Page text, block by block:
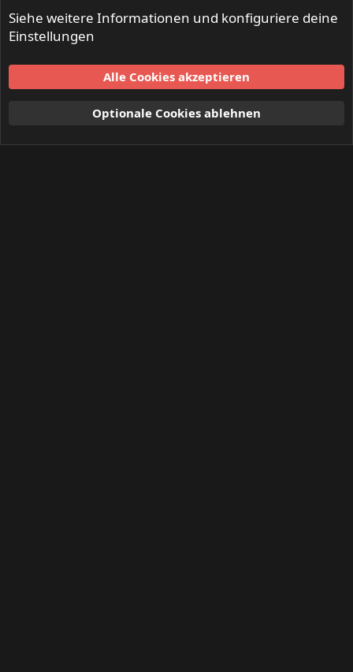
Siehe weitere Informationen und konfiguriere deine
Einstellungen
Alle Cookies akzeptieren
Optionale Cookies ablehnen